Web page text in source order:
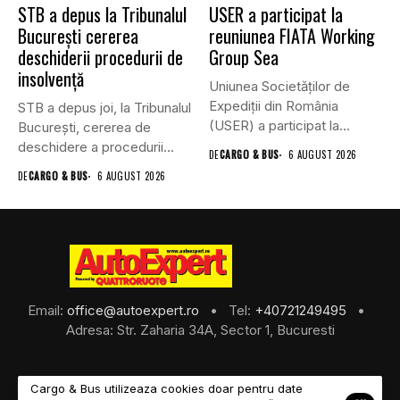
STB a depus la Tribunalul
București cererea
deschiderii procedurii de
insolvență
STB a depus joi, la Tribunalul
Bucureşti, cererea de
deschidere a procedurii...
DECARGO & BUS 6 AUGUST 2026
USER a participat la
reuniunea FIATA Working
Group Sea
Uniunea Societăților de
Expediții din România
(USER) a participat la
reuniunea online...
DECARGO & BUS 6 AUGUST 2026
Email: office@autoexpert.ro • Tel: +40721249495
•
Adresa: Str. Zaharia 34A, Sector 1, Bucuresti
Cargo & Bus utilizeaza cookies doar pentru date